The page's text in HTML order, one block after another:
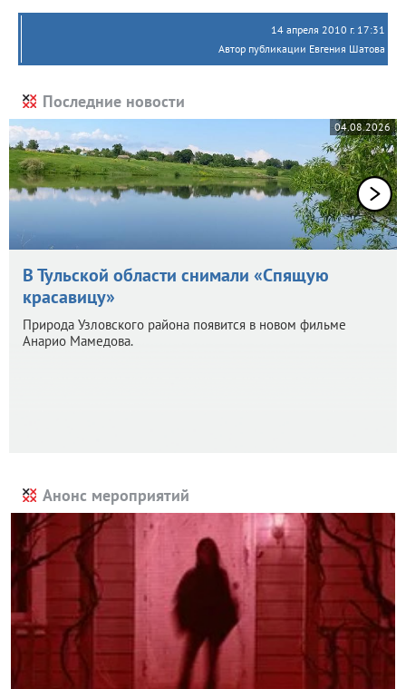
14 апреля 2010 г. 17:31
Автор публикации Евгения Шатова
Последние новости
04.08.2026
В Тульской области снимали «Спящую
красавицу»
Природа Узловского района появится в новом фильме
Анарио Мамедова.
Анонс мероприятий